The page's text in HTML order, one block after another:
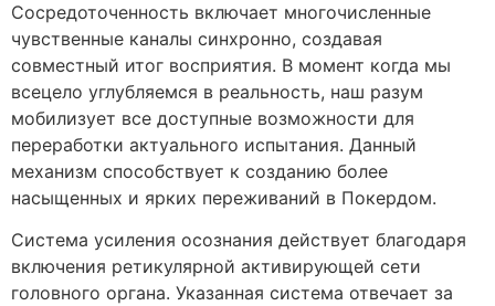
Сосредоточенность включает многочисленные
чувственные каналы синхронно, создавая
совместный итог восприятия. В момент когда мы
всецело углубляемся в реальность, наш разум
мобилизует все доступные возможности для
переработки актуального испытания. Данный
механизм способствует к созданию более
насыщенных и ярких переживаний в Покердом.
Система усиления осознания действует благодаря
включения ретикулярной активирующей сети
головного органа. Указанная система отвечает за